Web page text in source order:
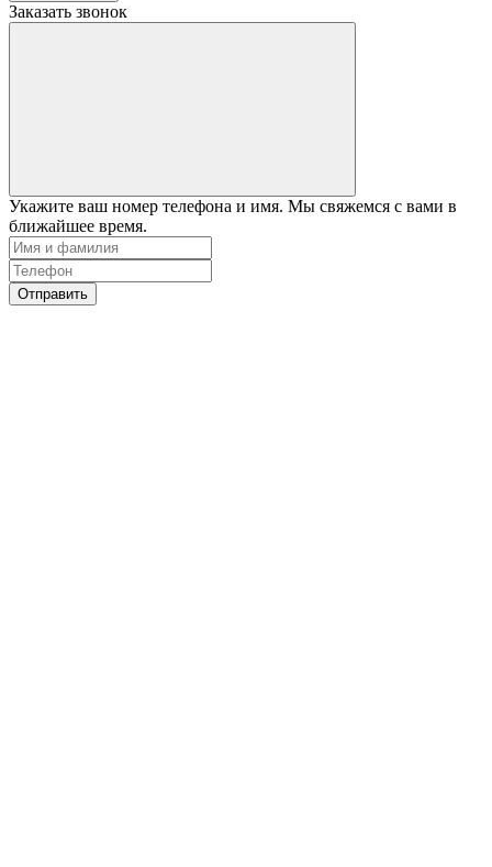
Заказать звонок
Укажите ваш номер телефона и имя. Мы свяжемся с вами в
ближайшее время.
Отправить